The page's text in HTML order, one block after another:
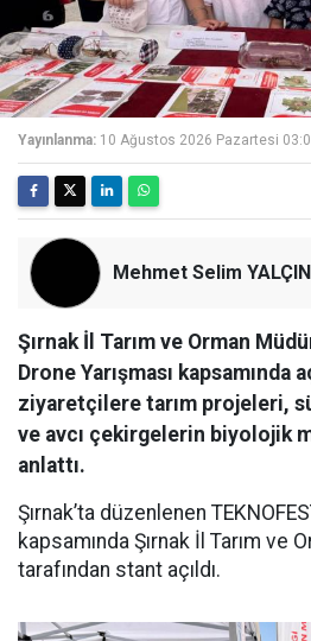
Yayınlanma: 10 Ağustos 2026 Pazartesi
Mehmet Selim YALÇIN
Şırnak İl Tarım ve Orman
Drone Yarışması kapsamında
ziyaretçilere tarım projeleri,
ve avcı çekirgelerin biyolojik
anlattı.
Şırnak’ta düzenlenen
kapsamında Şırnak İl Tarım ve
tarafından stant açıldı.